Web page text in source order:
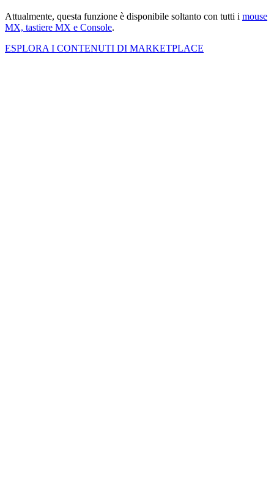
Attualmente, questa funzione è disponibile soltanto con tutti i mouse
MX, tastiere MX e Console.
ESPLORA I CONTENUTI DI MARKETPLACE